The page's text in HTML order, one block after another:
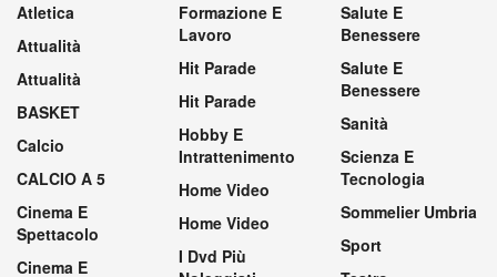
Atletica
Attualità
Attualità
BASKET
Calcio
CALCIO A 5
Cinema E
Spettacolo
Cinema E
Formazione E
Lavoro
Hit Parade
Hit Parade
Hobby E
Intrattenimento
Home Video
Home Video
I Dvd Più
Salute E
Benessere
Salute E
Benessere
Sanità
Scienza E
Tecnologia
Sommelier Umbria
Sport